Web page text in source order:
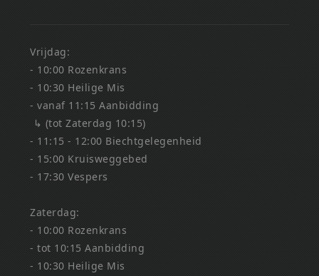
Vrijdag:
- 10:00 Rozenkrans
- 10:30 Heilige Mis
- vanaf 11:15 Aanbidding
↳ (tot Zaterdag 10:15)
- 11:15 - 12:00 Biechtgelegenheid
- 15:00 Kruisweggebed
- 17:30 Vespers
Zaterdag:
- 10:00 Rozenkrans
- tot 10:15 Aanbidding
- 10:30 Heilige Mis